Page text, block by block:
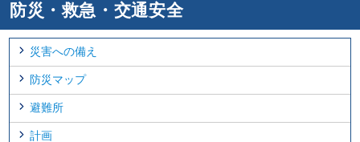
防災・救急・交通安全
災害への備え
防災マップ
避難所
計画